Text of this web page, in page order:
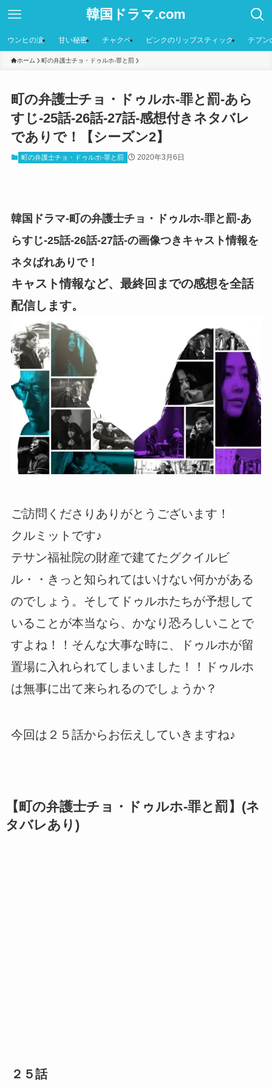
韓国ドラマ.com
ウンヒの涙 甘い秘密 チャクペ ピンクのリップスティック テプン
ホーム 町の弁護士チョ・ドゥルホ-罪と罰
町の弁護士チョ・ドゥルホ-罪と罰-あら
すじ-25話-26話-27話-感想付きネタバレ
でありで！【シーズン2】
町の弁護士チョ・ドゥルホ-罪と罰 2020年3月6日
韓国ドラマ-町の弁護士チョ・ドゥルホ-罪と罰-あ
らすじ-25話-26話-27話-の画像つきキャスト情報を
ネタばれありで！
キャスト情報など、最終回までの感想を全話
配信します。
ご訪問くださりありがとうございます！
クルミットです♪
テサン福祉院の財産で建てたグクイルビ
ル・・きっと知られてはいけない何かがある
のでしょう。そしてドゥルホたちが予想して
いることが本当なら、かなり恐ろしいことで
すよね！！そんな大事な時に、ドゥルホが留
置場に入れられてしまいました！！ドゥルホ
は無事に出て来られるのでしょうか？
今回は２５話からお伝えしていきますね♪
【町の弁護士チョ・ドゥルホ-罪と罰】(ネ
タバレあり)
２５話